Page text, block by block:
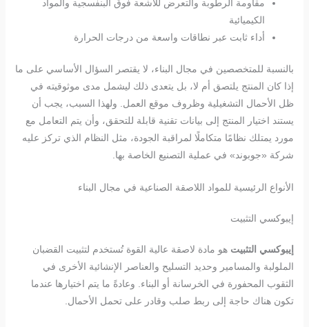
مقاومة الرطوبة والتعرض للأشعة فوق البنفسجية والمواد
الكيميائية
أداء ثابت عبر نطاقات واسعة من درجات الحرارة
بالنسبة للمتخصصين في مجال البناء، لا يقتصر السؤال الأساسي على ما
إذا كان المنتج يلتصق أم لا، بل يتعدى ذلك ليشمل مدى موثوقيته في
ظل الأحمال التشغيلية وظروف موقع العمل. ولهذا السبب، يجب أن
يستند اختيار المنتج إلى بيانات تقنية قابلة للتحقق، وأن يتم التعامل مع
مورد يمتلك نظامًا متكاملًا لمراقبة الجودة، مثل النظام الذي تركز عليه
شركة «جوبوند» في عملية التصنيع الخاصة بها.
الأنواع الرئيسية للمواد اللاصقة الصناعية في مجال البناء
إيبوكسي التثبيت
إيبوكسي التثبيت هو مادة لاصقة عالية القوة تُستخدم لتثبيت القضبان
الملولبة والمسامير وحديد التسليح والعناصر الإنشائية الأخرى في
الثقوب المحفورة في الخرسانة أو البناء. وعادةً ما يتم اختيارها عندما
تكون هناك حاجة إلى ربط صلب وقادر على تحمل الأحمال.